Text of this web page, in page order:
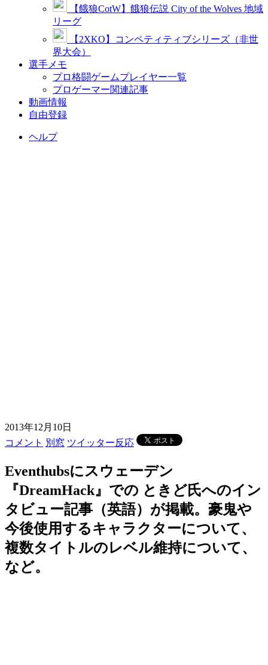
【餓狼CotW】餓狼伝説 City of the Wolves 地域
リーグ
【2XKO】コンペティティブシリーズ（非世
界大会）
選手メモ
プロ格闘ゲームプレイヤー一覧
プロゲーマー関連記事
動画情報
自由登録
ヘルプ
2013年12月10日
コメント 別窓 ツイッター反応
Eventhubsにスウェーデン
『DreamHack』での ときど氏へのイン
タビュー記事（英語）が掲載。豪鬼や
今後使用するキャラクターについて、
複数タイトルのレベル維持について、
など。